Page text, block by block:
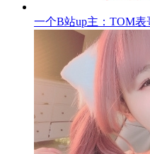
一个B站up主：TOM表